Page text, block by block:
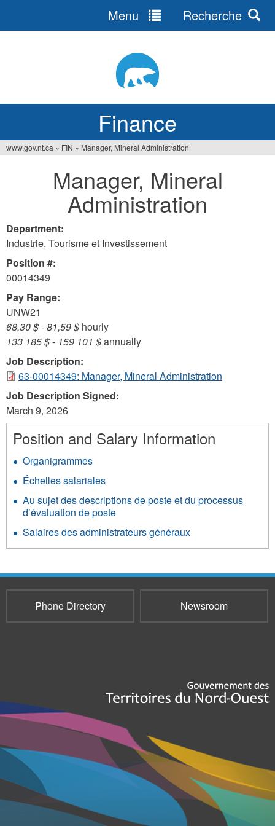
Finance
Menu Recherche
www.gov.nt.ca » FIN » Manager, Mineral Administration
Manager, Mineral
Administration
Department:
Industrie, Tourisme et Investissement
Position #:
00014349
Pay Range:
UNW21
68,30 $-81,59 $ hourly
133 185 $- 159 101 $annually
Job Description:
63-00014349: Manager, Mineral Administration
Job Description Signed:
March 9, 2026
Position and Salary Information
Organigrammes
Échelles salariales
Au sujet des descriptions de poste et du processus
d’évaluation de poste
Salaires des administrateurs généraux
Phone Directory Newsroom